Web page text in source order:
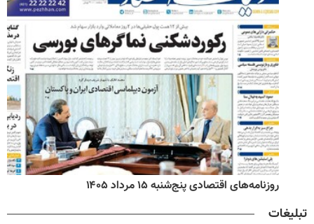
روزنامه‌های اقتصادی پنج‌شنبه ۱۵ مرداد ۱۴۰۵
تبلیغات